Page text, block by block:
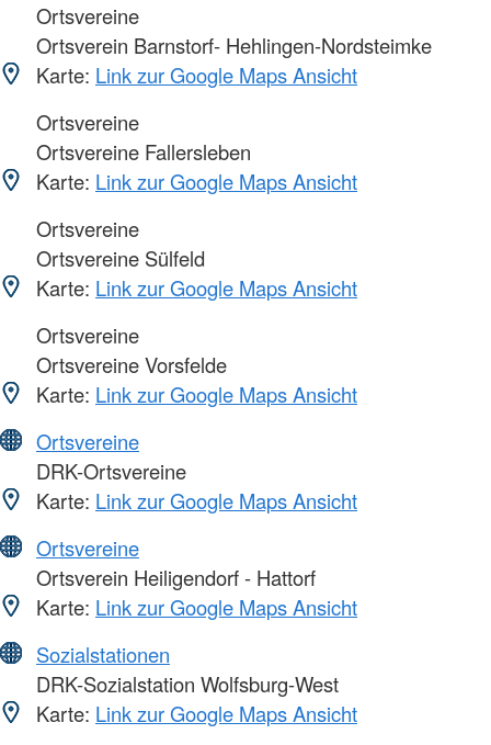
Ortsvereine
Ortsverein Barnstorf- Hehlingen-Nordsteimke
Karte: Link zur Google Maps Ansicht
Ortsvereine
Ortsvereine Fallersleben
Karte: Link zur Google Maps Ansicht
Ortsvereine
Ortsvereine Sülfeld
Karte: Link zur Google Maps Ansicht
Ortsvereine
Ortsvereine Vorsfelde
Karte: Link zur Google Maps Ansicht
Ortsvereine
DRK-Ortsvereine
Karte: Link zur Google Maps Ansicht
Ortsvereine
Ortsverein Heiligendorf - Hattorf
Karte: Link zur Google Maps Ansicht
Sozialstationen
DRK-Sozialstation Wolfsburg-West
Karte: Link zur Google Maps Ansicht